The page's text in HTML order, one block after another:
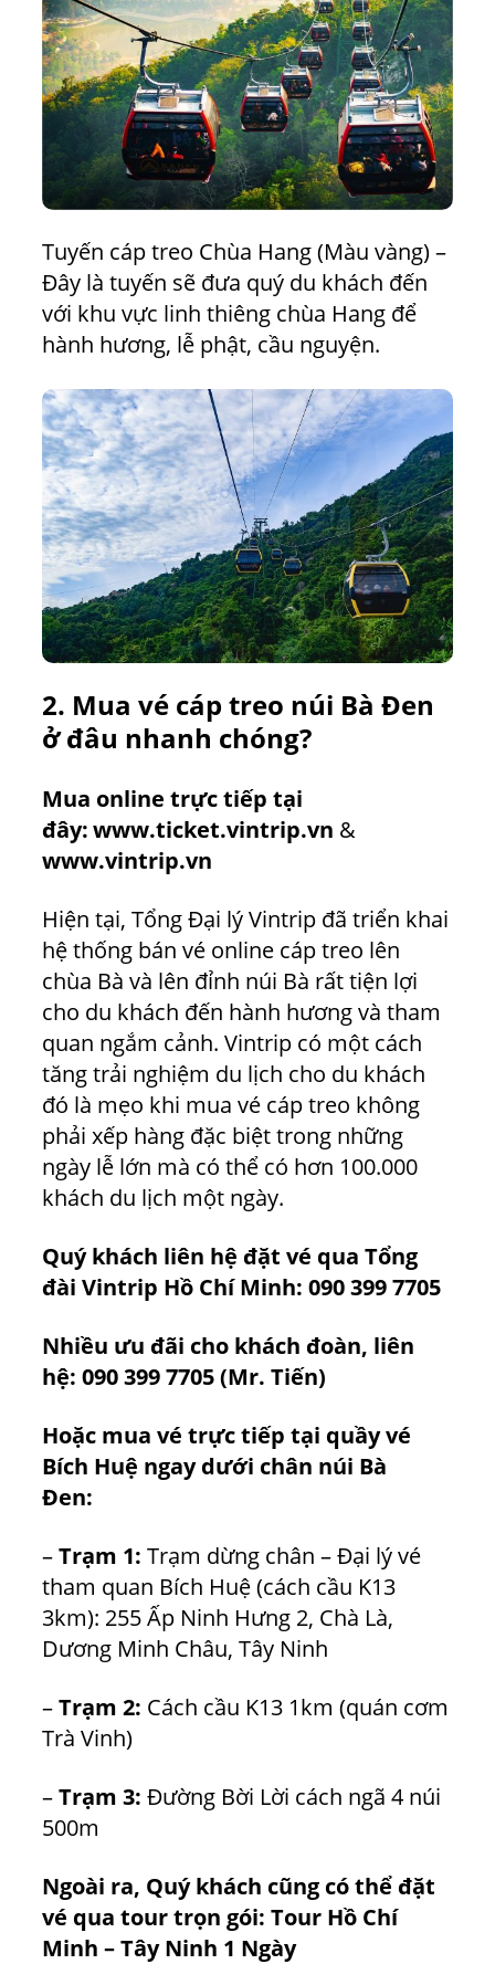
Tuyến cáp treo Chùa Hang (Màu vàng) –
Đây là tuyến sẽ đưa quý du khách đến
với khu vực linh thiêng chùa Hang để
hành hương, lễ phật, cầu nguyện.
2. Mua vé cáp treo núi Bà Đen
ở đâu nhanh chóng?
Mua online trực tiếp tại
đây:www.ticket.vintrip.vn &
www.vintrip.vn
Hiện tại, Tổng Đại lý Vintrip đã triển khai
hệ thống bán vé online cáp treo lên
chùa Bà và lên đỉnh núi Bà rất tiện lợi
cho du khách đến hành hương và tham
quan ngắm cảnh. Vintrip có một cách
tăng trải nghiệm du lịch cho du khách
đó là mẹo khi mua vé cáp treo không
phải xếp hàng đặc biệt trong những
ngày lễ lớn mà có thể có hơn 100.000
khách du lịch một ngày.
Quý khách liên hệ đặt vé qua Tổng
đài Vintrip Hồ Chí Minh: 090 399 7705
Nhiều ưu đãi cho khách đoàn, liên
hệ: 090 399 7705(Mr. Tiến)
Hoặc mua vé trựctiếp tại quầy vé
Bích Huệ ngay dưới chân núi Bà
Đen:
–Trạm 1: Trạm dừng chân – Đại lý vé
tham quan Bích Huệ (cách cầu K13
3km): 255 Ấp Ninh Hưng 2, Chà Là,
Dương Minh Châu, Tây Ninh
–Trạm 2: Cách cầu K13 1km (quán cơm
Trà Vinh)
–Trạm 3: Đường Bời Lời cách ngã 4 núi
500m
Ngoài ra, Quý khách cũng có thể đặt
vé qua tour trọn gói: Tour Hồ Chí
Minh – Tây Ninh 1 Ngày